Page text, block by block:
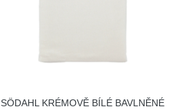
SÖDAHL KRÉMOVĚ BÍLÉ BAVLNĚNÉ